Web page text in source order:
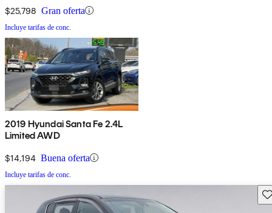
$25,798 Gran oferta
Incluye tarifas de conc.
2019 Hyundai Santa Fe 2.4L
Limited AWD
$14,194 Buena oferta
Incluye tarifas de conc.